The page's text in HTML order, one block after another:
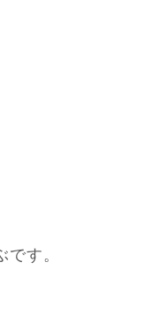
です。